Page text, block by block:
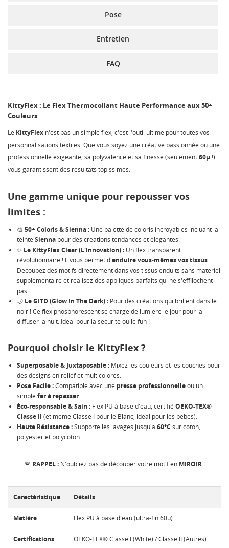
Pose
Entretien
FAQ
KittyFlex : Le Flex Thermocollant Haute Performance aux 50+
Couleurs
Le KittyFlex n'est pas un simple flex, c'est l'outil ultime pour toutes vos
personnalisations textiles. Que vous soyez une créative passionnée ou une
professionnelle exigeante, sa polyvalence et sa finesse (seulement60µ !)
vous garantissent des résultats topissimes.
Une gamme unique pour repousser vos
limites :
🎨 50+ Coloris & Sienna : Une palette de coloris incroyables incluant la
teinte Sienna pour des créations tendances et élégantes.
✨ Le KittyFlex Clear (L'Innovation) : Un flex transparent
révolutionnaire ! Il vous permet d'enduire vous-mêmes vos tissus.
Découpez des motifs directement dans vos tissus enduits sans matériel
supplémentaire et réalisez des appliqués parfaits qui ne s'effilochent
pas.
🌙 Le GITD (Glow In The Dark) : Pour des créations qui brillent dans le
noir ! Ce flex phosphorescent se charge de lumière le jour pour la
diffuser la nuit. Idéal pour la sécurité ou le fun !
Pourquoi choisir le KittyFlex ?
Superposable & Juxtaposable : Mixez les couleurs et les couches pour
des designs en relief et multicolores.
Pose Facile :Compatible avec une presse professionnelleou un
simple fer à repasser.
Éco-responsable & Sain : Flex PU à base d'eau, certifié OEKO-TEX®
Classe II (et même Classe I pour le Blanc, idéal pour les bébés).
Haute Résistance :Supporte les lavages jusqu'à 60°C sur coton,
polyester et polycoton.
🚨 RAPPEL :N'oubliez pas de découper votre motif en MIROIR!
Caractéristique Détails
Matière Flex PU à base d'eau (ultra-fin 60µ)
Certifications OEKO-TEX® Classe I (White) / Classe II (Autres)
MES LISTES
CRÉER UNE LISTE D'ENVIES
NOM DE LA LISTE D'ENVIES
Annuler Créer une liste d'envies
CONNEXION
Vous devez être connecté pour ajouter des produits à
votre liste d'envies.
Annuler Connexion